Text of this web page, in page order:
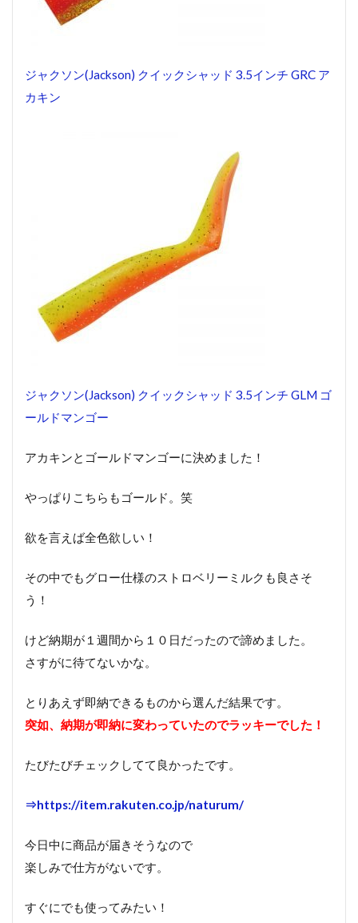
ジャクソン(Jackson) クイックシャッド 3.5インチ GRC ア
カキン
ジャクソン(Jackson) クイックシャッド 3.5インチ GLM ゴ
ールドマンゴー
アカキンとゴールドマンゴーに決めました！
やっぱりこちらもゴールド。笑
欲を言えば全色欲しい！
その中でもグロー仕様のストロベリーミルクも良さそ
う！
けど納期が１週間から１０日だったので諦めました。
さすがに待てないかな。
とりあえず即納できるものから選んだ結果です。
突如、納期が即納に変わっていたのでラッキーでした！
たびたびチェックしてて良かったです。
⇒https://item.rakuten.co.jp/naturum/
今日中に商品が届きそうなので
楽しみで仕方がないです。
すぐにでも使ってみたい！